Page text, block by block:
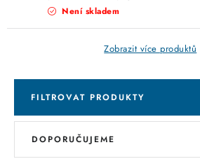
ŽÁROVKY
FOTOVOLTAIKA
OHŘÍVAČE VODY
CHYTRÁ DOMÁCNOST
Není skladem
Zobrazit více produktů
FILTROVAT PRODUKTY
V
Ř
DOPORUČUJEME